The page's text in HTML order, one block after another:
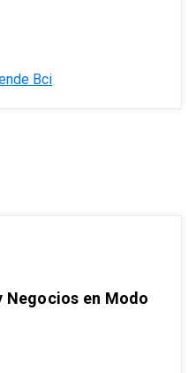
Bci
Negocios en Modo